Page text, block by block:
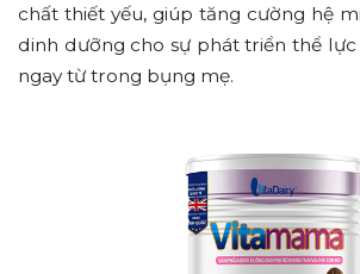
chất thiết yếu, giúp tăng cường hệ
dinh dưỡng cho sự phát triển thể
ngay từ trong bụng mẹ.